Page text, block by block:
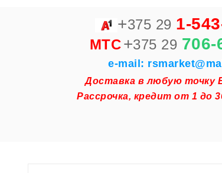
+375 29 1-
MTC+375 29 706-
e-mail:
Доставка в любую точку
Рассрочка, кредит от 1 до